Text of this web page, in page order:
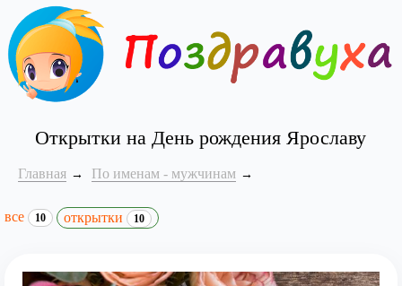
Открытки на День рождения Ярославу
Главная По именам - мужчинам
все 10 открытки 10